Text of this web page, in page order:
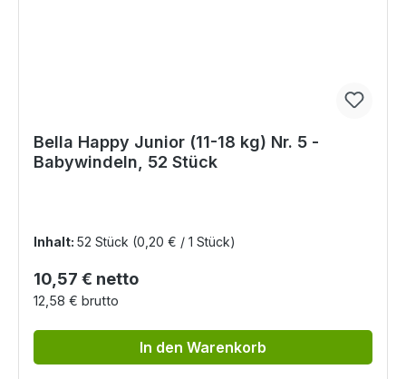
Bella Happy Junior (11-18 kg) Nr. 5 -
Babywindeln, 52 Stück
Inhalt: 52 Stück (0,20 € / 1 Stück)
Regulärer Preis:
10,57 € netto
12,58 € brutto
In den Warenkorb